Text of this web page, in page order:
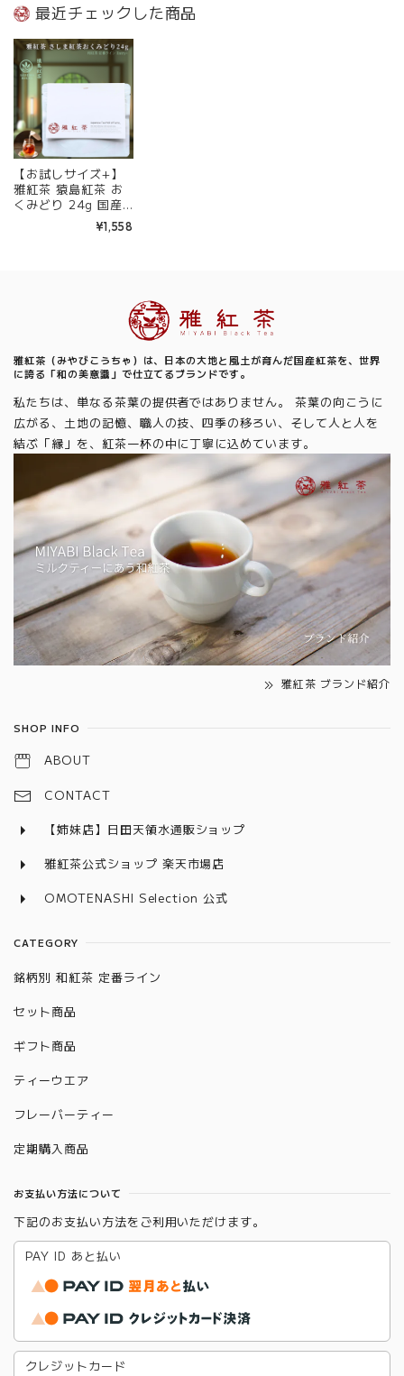
リ | お茶 日本茶 紅
送料無料 丁寧なくら
し 【定番】【Entry
+】
茶 紅茶 和紅茶 茶の
最近チェックした商品
【お試しサイズ+】
雅紅茶 猿島紅茶 お
くみどり 24g 国産
和紅茶 リーフティー
ミルクティー向き 1
【定番】【Entry+】
¥1,558
雅紅茶（みやびこうちゃ）は、日本の大地と風土が育んだ国産紅茶を、世界
に誇る「和の美意識」で仕立てるブランドです。
私たちは、単なる茶葉の提供者ではありません。 茶葉の向こうに
広がる、土地の記憶、職人の技、四季の移ろい、そして人と人を
結ぶ「縁」を、紅茶一杯の中に丁寧に込めています。
雅紅茶 ブランド紹介
SHOP INFO
ABOUT
CONTACT
【姉妹店】日田天領水通販ショップ
雅紅茶公式ショップ 楽天市場店
OMOTENASHI Selection 公式
CATEGORY
銘柄別 和紅茶 定番ライン
セット商品
ギフト商品
ティーウエア
フレーバーティー
定期購入商品
お支払い方法について
下記のお支払い方法をご利用いただけます。
PAY ID あと払い
クレジットカード